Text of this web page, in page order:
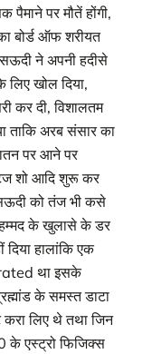
पैमाने पर मौतें होंगी,
बोर्ड ऑफ शरीयत
ने अपनी हदीसे
खोल दिया,
कर दी, विशालतम
ताकि अरब संसार का
पर आने पर
शो आदि शुरू कर
को तंज भी कसे
के खुलासे के डर
दिया हालांकि एक
था इसके
के समस्त डाटा
करा लिए थे तथा जिन
के एस्ट्रो फिजिक्स